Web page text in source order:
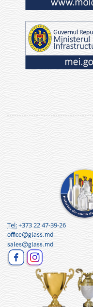
Tel:+373 22 47-39-26
office@glass.md
sales@glass.md